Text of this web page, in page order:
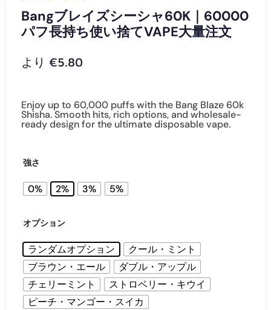
BANGブレイズシーシャ60K｜60000パフ長持ち使い捨てVAPE大量注
文
Bangブレイズシーシャ60K｜60000
パフ長持ち使い捨てVAPE大量注文
より €5.80
Enjoy up to 60,000 puffs with the Bang Blaze 60k
Shisha. Smooth hits, rich options, and wholesale-
ready design for the ultimate disposable vape.
強さ
0% 2% 3% 5%
オプション
ランダムオプション
クール・ミント
ブラウン・エール
ダブル・アップル
チェリーミント
ストロベリー・キウイ
ピーチ・マンゴー・スイカ